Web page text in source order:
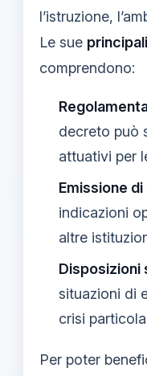
l’istruzione,
Le sue
comprendono:
decreto può
attuativi per
Emissione
indicazioni
altre
Disposizioni
situazioni di
crisi
Per poter